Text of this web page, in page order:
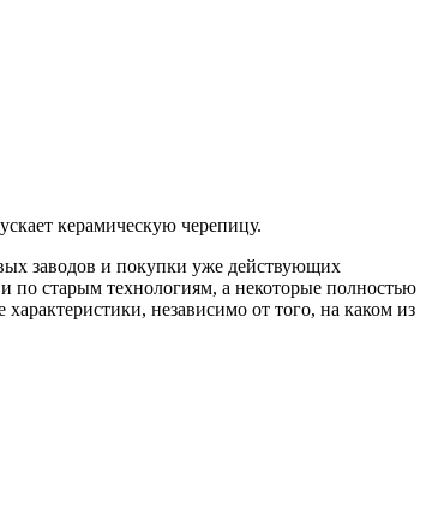
керамическую черепицу.
заводов и покупки уже действующих
по старым технологиям, а некоторые полностью
независимо от того, на каком из